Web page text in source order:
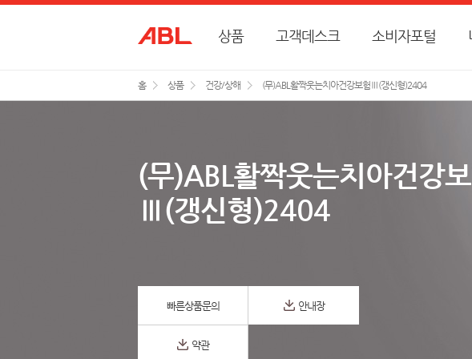
상품 고객데스크 소비자포털
홈 상품 건강/상해 (무)ABL활짝웃는치아건강보험Ⅲ(갱신형)2404
(무)ABL활짝웃는치아건강
Ⅲ(갱신형)2404
빠른상품문의 안내장
약관